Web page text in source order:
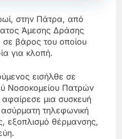
στην Πάτρα, από
Άμεσης Δράσης
βάρος του οποίου
για κλοπή.
εισήλθε σε
Νοσοκομείου Πατρών
μια συσκευή
τηλεφωνική
εξοπλισμό θέρμανσης,